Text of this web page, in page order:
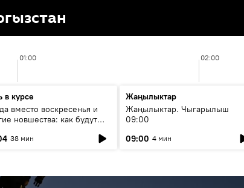
01:00 02:00
в курсе
вместо воскресенья и
новшества: как будут
38 мин
Жаңылыктар
Жаңылыктар. Чыгарылыш
09:00
09:00 4 мин